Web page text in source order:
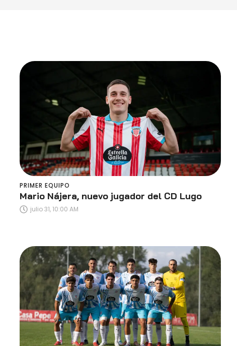
PRIMER EQUIPO
Mario Nájera, nuevo jugador del CD Lugo
julio 31, 10:00 AM